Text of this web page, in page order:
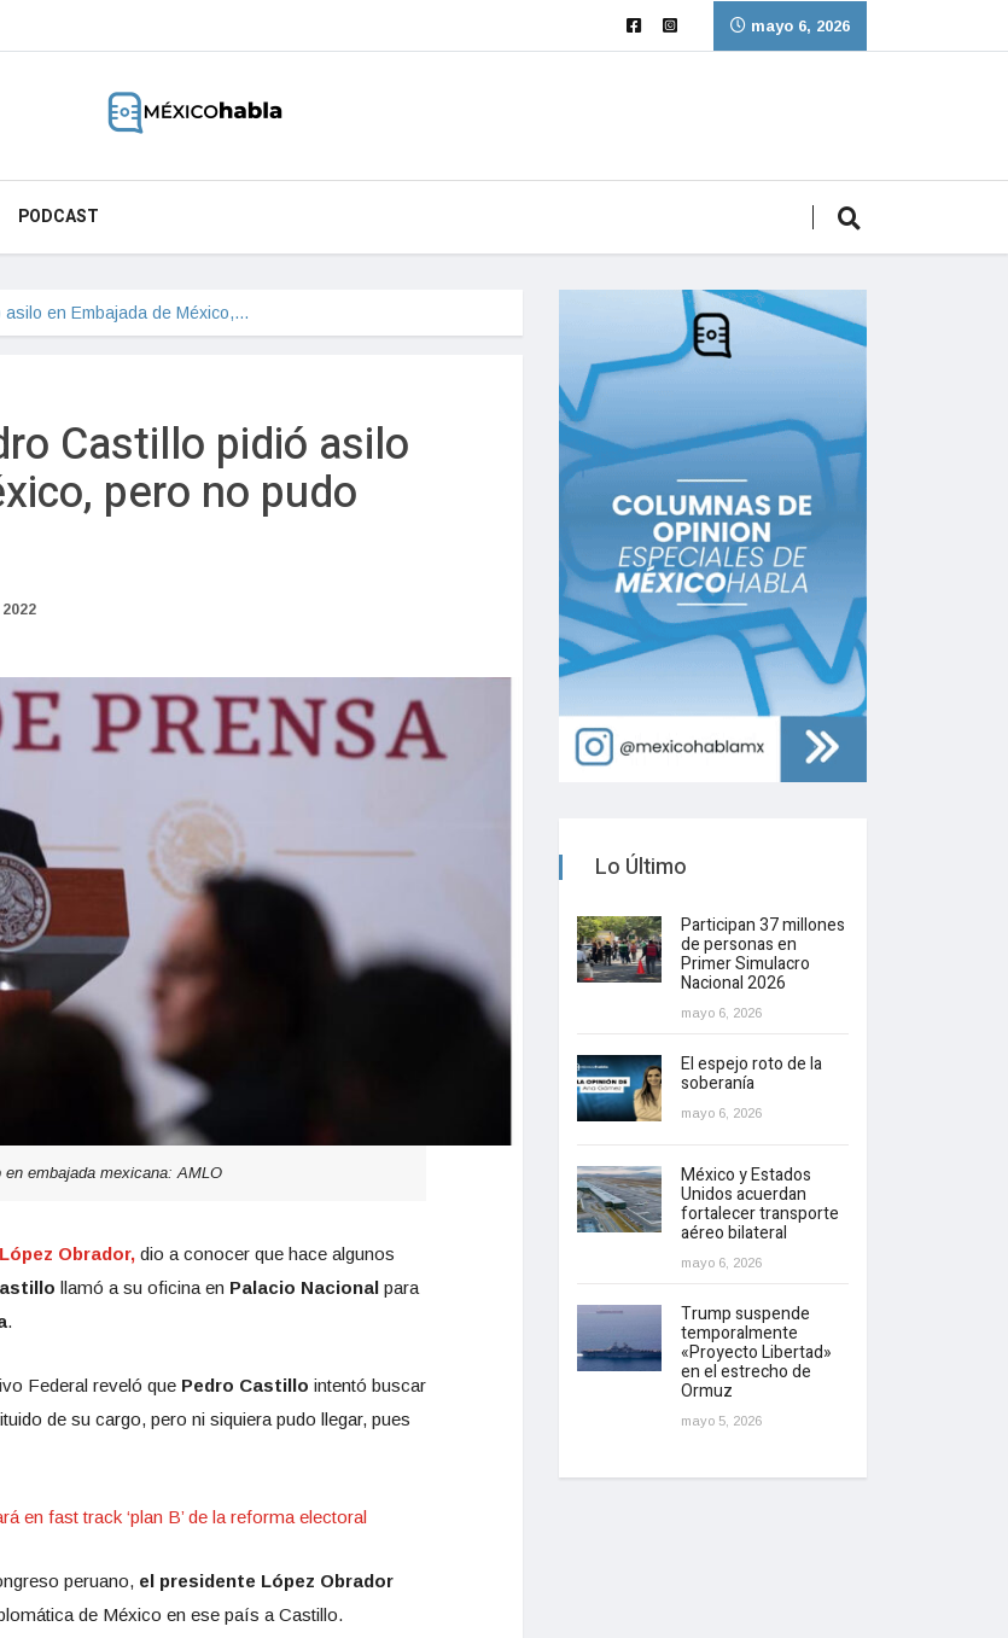
mayo 6, 2026
PODCAST
en Embajada de México,…
Castillo pidió asilo
pero no pudo
embajada mexicana: AMLO
Obrador, dio a conocer que hace algunos
llamó a su oficina en Palacio Nacional para
.
Federal reveló que Pedro Castillo intentó buscar
de su cargo, pero ni siquiera pudo llegar, pues
en fast track ‘plan B’ de la reforma electoral
peruano, el presidente López Obrador
de México en ese país a Castillo.
Lo Último
Participan 37 millones
de personas en
Primer Simulacro
Nacional 2026
mayo 6, 2026
El espejo roto de la
soberanía
mayo 6, 2026
México y Estados
Unidos acuerdan
fortalecer transporte
aéreo bilateral
mayo 6, 2026
Trump suspende
temporalmente
«Proyecto Libertad»
en el estrecho de
Ormuz
mayo 5, 2026